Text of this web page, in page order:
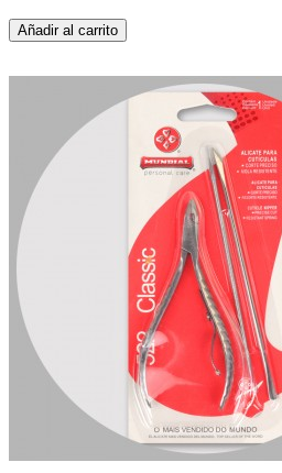
Añadir al carrito